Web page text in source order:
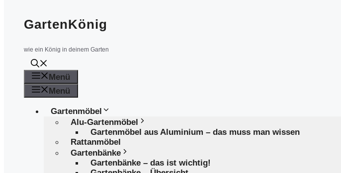
GartenKönig
wie ein König in deinem Garten
Menü
Menü
Gartenmöbel
Alu-Gartenmöbel
Gartenmöbel aus Aluminium – das muss man wissen
Rattanmöbel
Gartenbänke
Gartenbänke – das ist wichtig!